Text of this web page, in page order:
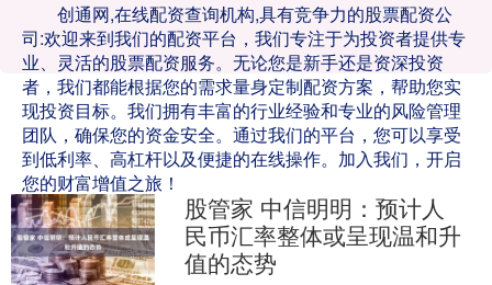
创通网,在线配资查询机构,具有竞争力的股票配资公
司:欢迎来到我们的配资平台，我们专注于为投资者提供专
业、灵活的股票配资服务。无论您是新手还是资深投资
者，我们都能根据您的需求量身定制配资方案，帮助您实
现投资目标。我们拥有丰富的行业经验和专业的风险管理
团队，确保您的资金安全。通过我们的平台，您可以享受
到低利率、高杠杆以及便捷的在线操作。加入我们，开启
您的财富增值之旅！
股管家 中信明明：预计人
民币汇率整体或呈现温和升
值的态势